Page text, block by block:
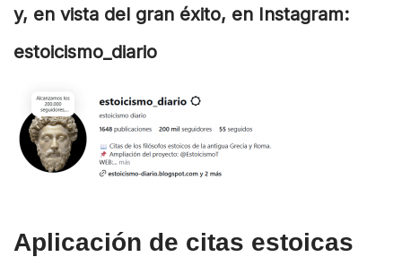
y, en vista del gran éxito, en Instagram:
estoicismo_diario
Aplicación de citas estoicas